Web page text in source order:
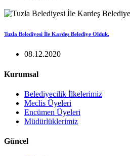
Tuzla Belediyesi İle Kardeş Belediye Olduk.
08.12.2020
Kurumsal
Belediyecilik İlkelerimiz
Meclis Üyeleri
Encümen Üyeleri
Müdürlüklerimiz
Güncel